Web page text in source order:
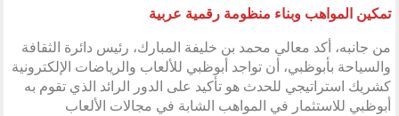
تمكين المواهب وبناء منظومة رقمية عربية
من جانبه، أكد معالي محمد بن خليفة المبارك، رئيس دائرة الثقافة
والسياحة بأبوظبي، أن تواجد أبوظبي للألعاب والرياضات الإلكترونية
كشريك استراتيجي للحدث هو تأكيد على الدور الرائد الذي تقوم به
أبوظبي للاستثمار في المواهب الشابة في مجالات الألعاب